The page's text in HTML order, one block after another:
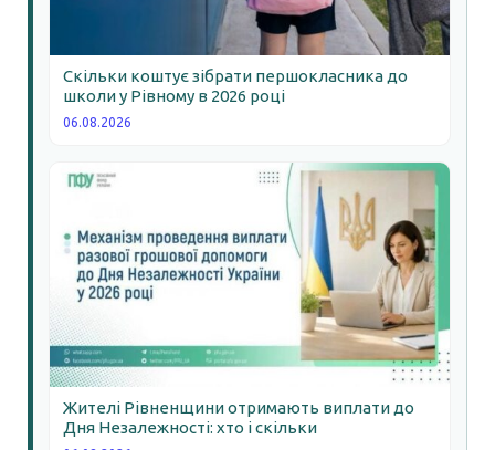
Скільки коштує зібрати першокласника до
школи у Рівному в 2026 році
06.08.2026
Жителі Рівненщини отримають виплати до
Дня Незалежності: хто і скільки